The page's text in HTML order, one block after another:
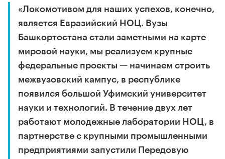
«Локомотивом для наших успехов, конечно,
является Евразийский НОЦ. Вузы
Башкортостана стали заметными на карте
мировой науки, мы реализуем крупные
федеральные проекты — начинаем строить
межвузовский кампус, в республике
появился большой Уфимский университет
науки и технологий. В течение двух лет
работают молодежные лаборатории НОЦ, в
партнерстве с крупными промышленными
предприятиями запустили Передовую